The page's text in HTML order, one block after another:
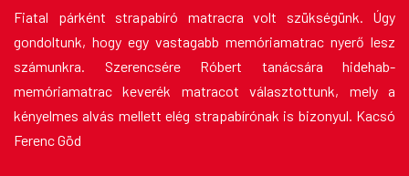
Fiatal párként strapabíró matracra volt szükségünk. Úgy
gondoltunk, hogy egy vastagabb memóriamatrac nyerő lesz
számunkra. Szerencsére Róbert tanácsára hidehab-
memóriamatrac keverék matracot választottunk, mely a
kényelmes alvás mellett elég strapabírónak is bizonyul. Kacsó
Ferenc Göd